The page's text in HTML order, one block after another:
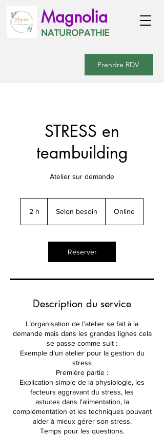
Magnolia
NATUROPATHIE
Prendre RDV
STRESS en
teambuilding
Atelier sur demande
2 h Selon besoin Online
Réserver
Description du service
L’organisation de l’atelier se fait à la
demande mais dans les grandes lignes cela
se passe comme suit :
Exemple d’un atelier pour la gestion du
stress
Première partie :
Explication simple de la physiologie, les
facteurs aggravant du stress, les
astuces dans l'alimentation, la
complémentation et les techniques pouvant
aider à mieux gérer son stress.
Temps pour les questions.